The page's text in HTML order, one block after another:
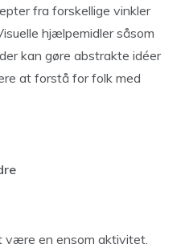
fra forskellige vinkler
hjælpemidler såsom
kan gøre abstrakte idéer
at forstå for folk med
være en ensom aktivitet.